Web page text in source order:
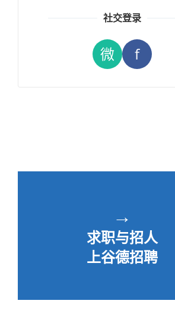
社交登录
微 f
→
求职与招人
上谷德招聘